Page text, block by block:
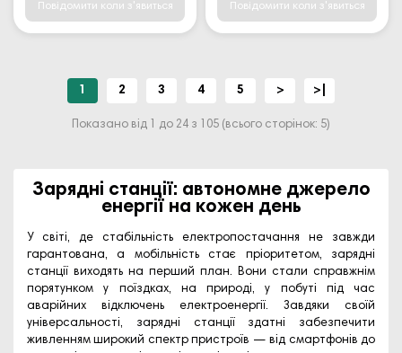
Повідомити коли з'явиться Повідомити коли з'явиться
1 2 3 4 5 > >|
Показано від 1 до 24 з 105 (всього сторінок: 5)
Зарядні станції: автономне джерело
енергії на кожен день
У світі, де стабільність електропостачання не завжди
гарантована, а мобільність стає пріоритетом, зарядні
станції виходять на перший план. Вони стали справжнім
порятунком у поїздках, на природі, у побуті під час
аварійних відключень електроенергії. Завдяки своїй
універсальності, зарядні станції здатні забезпечити
живленням широкий спектр пристроїв — від смартфонів до